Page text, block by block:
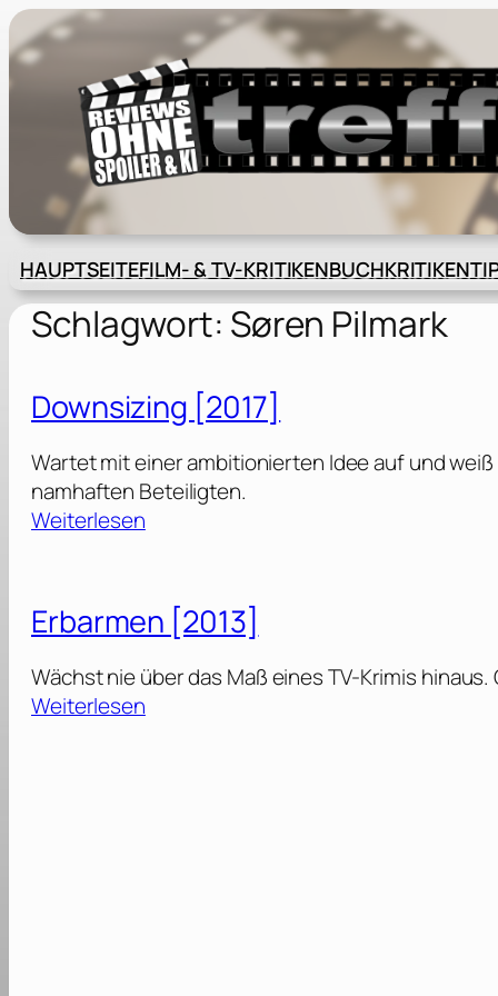
Zum
Inhalt
springen
HAUPTSEITEFILM- & TV-KRITIKENBUCHKRITIKEN
Schlagwort: Søren Pilmark
Downsizing [2017]
Wartet mit einer ambitionierten Idee auf und
namhaften Beteiligten.
Weiterlesen:
n
s
i
z
Erbarmen [2013]
Wächst nie über das Maß eines TV-Krimis
Weiterlesen: